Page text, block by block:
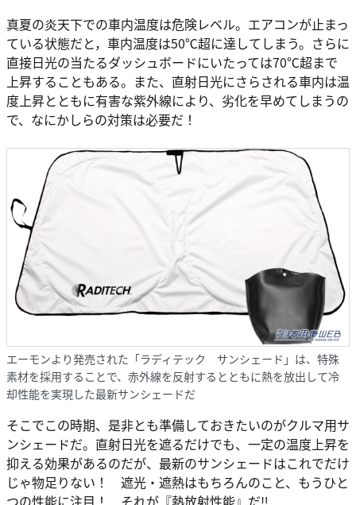
真夏の炎天下での車内温度は危険レベル。エアコンが止まっ
ている状態だと，車内温度は50℃超に達してしまう。さらに
直接日光の当たるダッシュボードにいたっては70℃超まで
上昇することもある。また、直射日光にさらされる車内は温
度上昇とともに有害な紫外線により、劣化を早めてしまうの
で、なにかしらの対策は必要だ！
エーモンより発売された「ラディテック サンシェード」は、特殊
素材を採用することで、赤外線を反射するとともに熱を放出して冷
却性能を実現した最新サンシェードだ
そこでこの時期、是非とも準備しておきたいのがクルマ用サ
ンシェードだ。直射日光を遮るだけでも、一定の温度上昇を
抑える効果があるのだが、最新のサンシェードはこれでだけ
じゃ物足りない！ 遮光・遮熱はもちろんのこと、もうひと
つの性能に注目！ それが『熱放射性能』だ‼